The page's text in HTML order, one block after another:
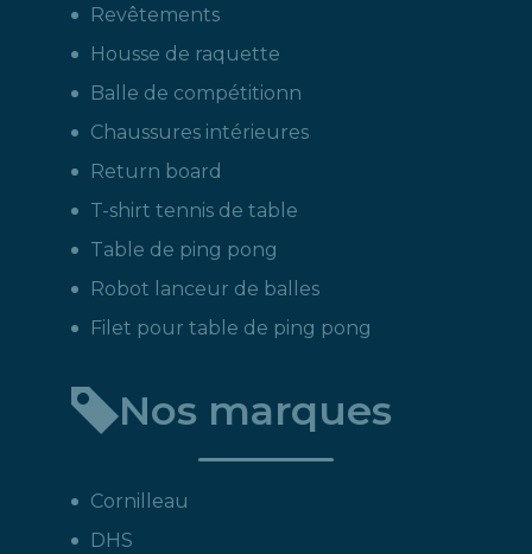
Revêtements
Housse de raquette
Balle de compétitionn
Chaussures intérieures
Return board
T-shirt tennis de table
Table de ping pong
Robot lanceur de balles
Filet pour table de ping pong
Nos marques
Cornilleau
DHS